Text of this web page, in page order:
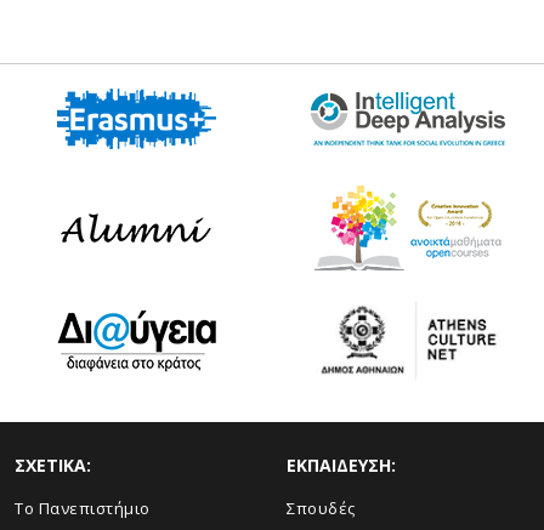
ΣΧΕΤΙΚΑ:
Το Πανεπιστήμιο
ΕΚΠΑΙΔΕΥΣΗ:
Σπουδές